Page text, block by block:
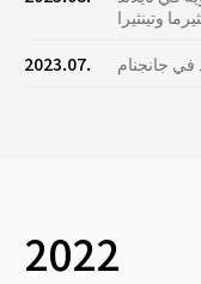
2023.07.
2022